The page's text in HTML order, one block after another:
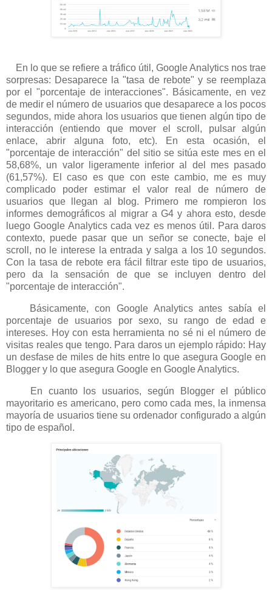
En lo que se refiere a tráfico útil, Google Analytics nos trae
sorpresas: Desaparece la "tasa de rebote" y se reemplaza
por el "porcentaje de interacciones". Básicamente, en vez
de medir el número de usuarios que desaparece a los pocos
segundos, mide ahora los usuarios que tienen algún tipo de
interacción (entiendo que mover el scroll, pulsar algún
enlace, abrir alguna foto, etc). En esta ocasión, el
"porcentaje de interacción" del sitio se sitúa este mes en el
58,68%, un valor ligeramente inferior al del mes pasado
(61,57%). El caso es que con este cambio, me es muy
complicado poder estimar el valor real de número de
usuarios que llegan al blog. Primero me rompieron los
informes demográficos al migrar a G4 y ahora esto, desde
luego Google Analytics cada vez es menos útil. Para daros
contexto, puede pasar que un señor se conecte, baje el
scroll, no le interese la entrada y salga a los 10 segundos.
Con la tasa de rebote era fácil filtrar este tipo de usuarios,
pero da la sensación de que se incluyen dentro del
"porcentaje de interacción".
Básicamente, con Google Analytics antes sabía el
porcentaje de usuarios por sexo, su rango de edad e
intereses. Hoy con esta herramienta no sé ni el número de
visitas reales que tengo. Para daros un ejemplo rápido: Hay
un desfase de miles de hits entre lo que asegura Google en
Blogger y lo que asegura Google en Google Analytics.
En cuanto los usuarios, según Blogger el público
mayoritario es americano, pero como cada mes, la inmensa
mayoría de usuarios tiene su ordenador configurado a algún
tipo de español.